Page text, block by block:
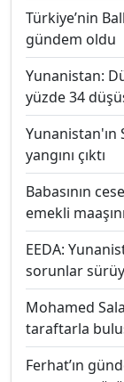
Türkiye’nin
gündem oldu
Yunanistan:
yüzde 34
Yunanistan'ın
yangını çıktı
Babasının
emekli
EEDA:
sorunlar
Mohamed
taraftarla
Ferhat’ın